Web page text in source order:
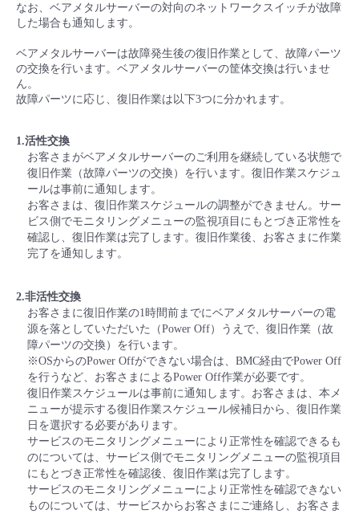
なお、ベアメタルサーバーの対向のネットワークスイッチが故障
した場合も通知します。
ベアメタルサーバーは故障発生後の復旧作業として、故障パーツ
の交換を行います。ベアメタルサーバーの筐体交換は行いませ
ん。
故障パーツに応じ、復旧作業は以下3つに分かれます。
1.活性交換
お客さまがベアメタルサーバーのご利用を継続している状態で
復旧作業（故障パーツの交換）を行います。復旧作業スケジュ
ールは事前に通知します。
お客さまは、復旧作業スケジュールの調整ができません。サー
ビス側でモニタリングメニューの監視項目にもとづき正常性を
確認し、復旧作業は完了します。復旧作業後、お客さまに作業
完了を通知します。
2.非活性交換
お客さまに復旧作業の1時間前までにベアメタルサーバーの電
源を落としていただいた（Power Off）うえで、復旧作業（故
障パーツの交換）を行います。
※OSからのPower Offができない場合は、BMC経由でPower Off
を行うなど、お客さまによるPower Off作業が必要です。
復旧作業スケジュールは事前に通知します。お客さまは、本メ
ニューが提示する復旧作業スケジュール候補日から、復旧作業
日を選択する必要があります。
サービスのモニタリングメニューにより正常性を確認できるも
のについては、サービス側でモニタリングメニューの監視項目
にもとづき正常性を確認後、復旧作業は完了します。
サービスのモニタリングメニューにより正常性を確認できない
ものについては、サービスからお客さまにご連絡し、お客さま